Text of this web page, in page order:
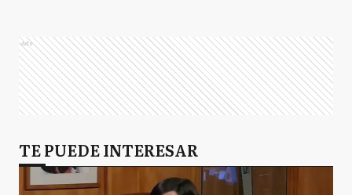
Ads
TE PUEDE INTERESAR